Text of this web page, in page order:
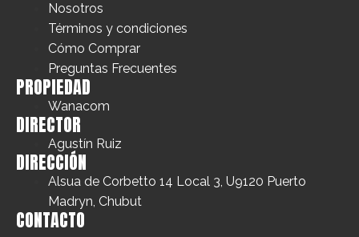
Nosotros
Términos y condiciones
Cómo Comprar
Preguntas Frecuentes
PROPIEDAD
Wanacom
DIRECTOR
Agustín Ruiz
DIRECCIÓN
Alsua de Corbetto 14 Local 3, U9120 Puerto
Madryn, Chubut
CONTACTO